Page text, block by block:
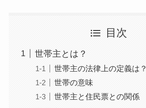
目次
世帯主とは？
世帯主の法律上の定義は？
世帯の意味
世帯主と住民票との関係